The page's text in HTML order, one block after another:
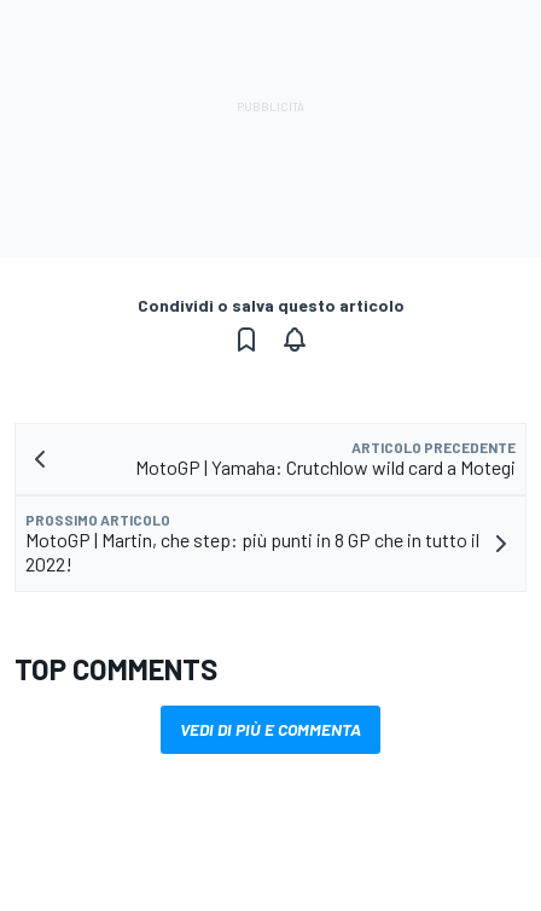
Condividi o salva questo articolo
ARTICOLO PRECEDENTE
MotoGP | Yamaha: Crutchlow wild card a Motegi
PROSSIMO ARTICOLO
MotoGP | Martin, che step: più punti in 8 GP che in tutto il
2022!
TOP COMMENTS
VEDI DI PIÙ E COMMENTA